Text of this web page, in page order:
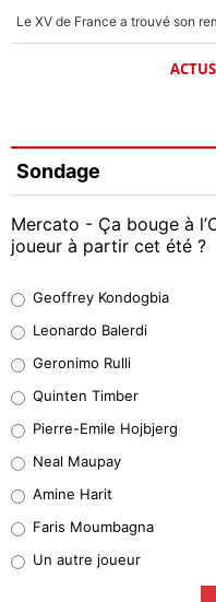
Sondage
Mercato - Ça bouge à
joueur à partir cet été ?
38%
32%
4%
1%
9%
Geoffrey Kondogbia
Leonardo Balerdi
Geronimo Rulli
Quinten Timber
Pierre-Emile Hojbjerg
Neal Maupay
Amine Harit
Faris Moumbagna
Un autre joueur